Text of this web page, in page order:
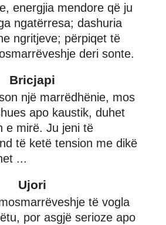
energjia mendore që ju
ngatërresa; dashuria
ngritjeve; përpiqet të
deri sonte.
Bricjapi
një marrëdhënie, mos
apo kaustik, duhet
e mirë. Ju jeni të
të ketë tension me dikë
...
Ujori
të vogla
por asgjë serioze apo